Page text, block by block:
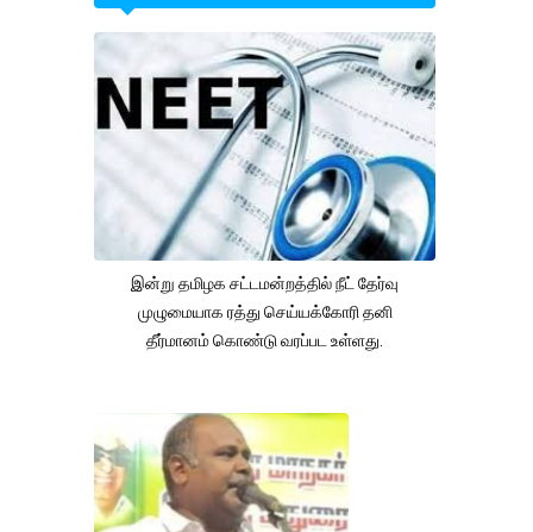
இன்று தமிழக சட்டமன்றத்தில் நீட் தேர்வு
முழுமையாக ரத்து செய்யக்கோரி தனி
தீர்மானம் கொண்டு வரப்பட உள்ளது.